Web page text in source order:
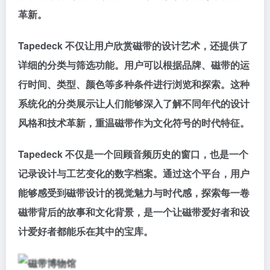
革新。
Tapedeck 不仅让用户欣赏磁带的设计艺术，还提供了
详细的分类与筛选功能。用户可以根据品牌、磁带的运
行时间、类型、颜色等多种条件进行浏览和探索。这种
系统化的分类展示让人们能够深入了解不同年代的设计
风格和技术革新，重温磁带作为文化符号的时代特征。
Tapedeck 不仅是一个回顾音频历史的窗口，也是一个
记录设计与工艺变化的数字档案。通过这个平台，用户
能够感受到磁带设计的视觉魅力与时代感，探索每一卷
磁带背后的故事和文化背景，是一个让磁带爱好者和设
计爱好者都能乐在其中的宝库。